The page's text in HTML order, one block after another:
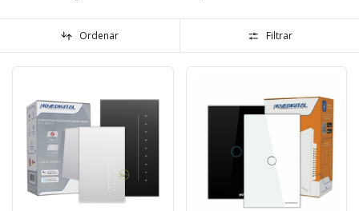
Ordenar Filtrar